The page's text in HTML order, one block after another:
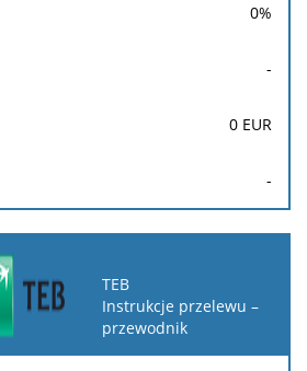
0%
-
0 EUR
-
TEB
Instrukcje przelewu –
przewodnik